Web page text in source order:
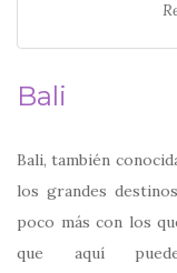
Bali
Bali, también
los grandes
poco más con los
que aquí